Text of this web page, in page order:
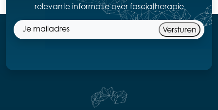
relevante informatie over fasciatherapie
Versturen